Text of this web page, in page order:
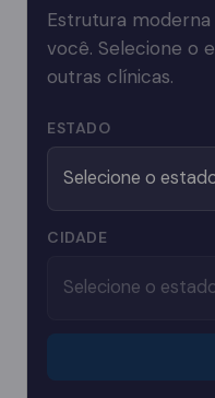
Estrutura
você. Selecione o
outras clínicas.
ESTADO
CIDADE